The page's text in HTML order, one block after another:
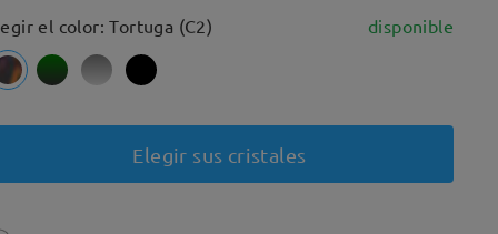
el color: Tortuga (C2) disponible
Elegir sus cristales